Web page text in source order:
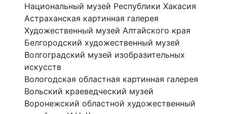
Национальный музей Республики Хакасия
Астраханская картинная галерея
Художественный музей Алтайского края
Белгородский художественный музей
Волгоградский музей изобразительных
искусств
Вологодская областная картинная галерея
Вольский краеведческий музей
Воронежский областной художественный